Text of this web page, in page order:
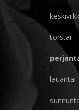
torstai
lauantai